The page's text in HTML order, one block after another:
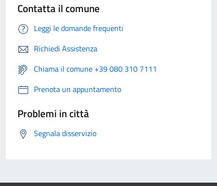
Contatta il comune
Leggi le domande frequenti
Richiedi Assistenza
Chiama il comune +39 080 310 7111
Prenota un appuntamento
Problemi in città
Segnala disservizio